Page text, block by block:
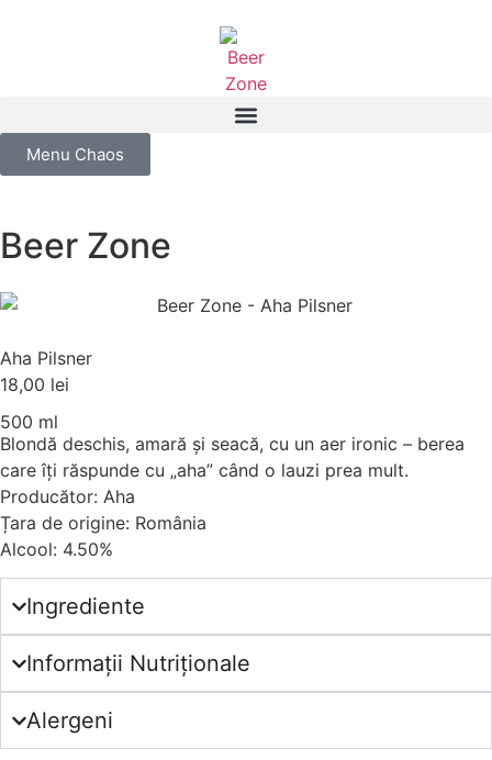
Menu Chaos
Beer Zone
Aha Pilsner
18,00 lei
500 ml
Blondă deschis, amară și seacă, cu un aer ironic – berea
care îți răspunde cu „aha” când o lauzi prea mult.
Producător: Aha
Țara de origine: România
Alcool: 4.50%
Ingrediente
Informații Nutriționale
Alergeni